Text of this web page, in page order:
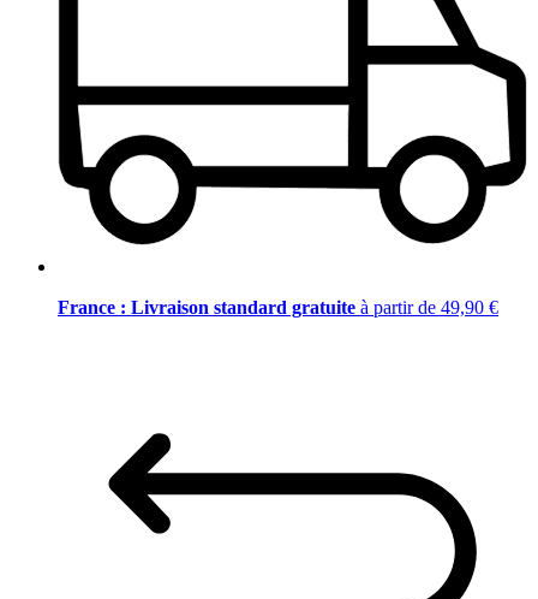
France : Livraison standard gratuite à partir de 49,90 €